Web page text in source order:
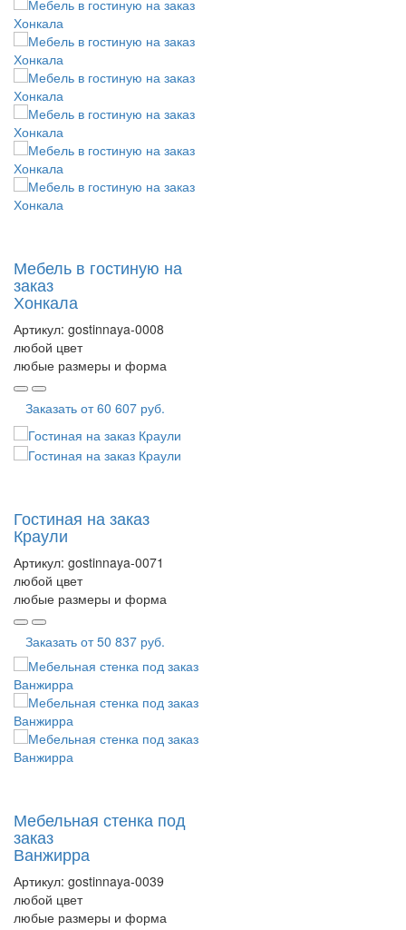
Мебель в гостиную на
заказ
Хонкала
Артикул: gostinnaya-0008
любой цвет
любые размеры и форма
Заказать от60 607 руб.
Гостиная на заказ
Краули
Артикул: gostinnaya-0071
любой цвет
любые размеры и форма
Заказать от50 837 руб.
Мебельная стенка под
заказ
Ванжирра
Артикул: gostinnaya-0039
любой цвет
любые размеры и форма